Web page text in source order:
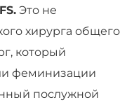
Это не
хирурга общего
который
феминизации
послужной